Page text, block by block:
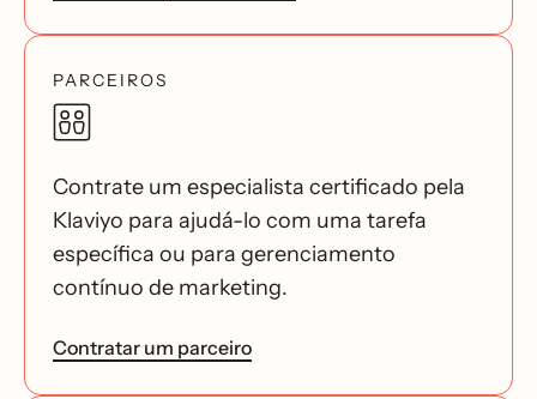
PARCEIROS
Contrate um especialista certificado pela
Klaviyo para ajudá-lo com uma tarefa
específica ou para gerenciamento
contínuo de marketing.
Contratar um parceiro